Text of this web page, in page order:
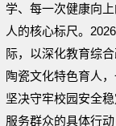
学、每一次健康向
人的核心标尺。
际，以深化教育综
陶瓷文化特色育人
坚决守牢校园安全
服务群众的具体行